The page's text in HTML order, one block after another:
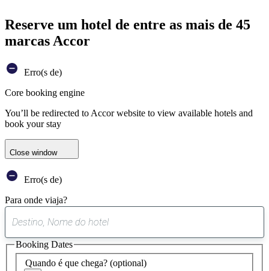
Reserve um hotel de entre as mais de 45
marcas Accor
Erro(s de)
Core booking engine
You’ll be redirected to Accor website to view available hotels and
book your stay
Close window
Erro(s de)
Para onde viaja?
sugestão
encontrada
Quando é que chega? (optional)
Booking Dates